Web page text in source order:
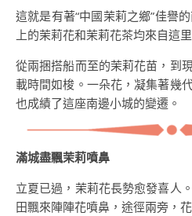
這就是有著“中國茉莉之鄉”佳
上的茉莉花和茉莉花茶均來自這里
從兩捆搭船而至的茉莉花苗，到
載時間如梭。一朵花，凝集著幾
也成績了這座南邊小城的變遷。
滿城盡飄茉莉噴鼻
立夏已過，茉莉花長勢愈發喜人
田飄來陣陣花噴鼻，途徑兩旁，